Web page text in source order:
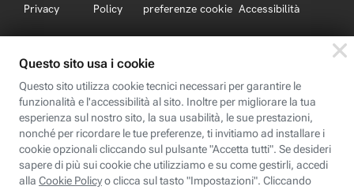
Privacy
Policy
preferenze cookie Accessibilità